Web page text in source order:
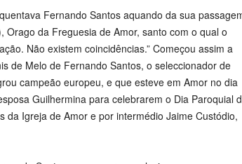
Fernando Santos aquando da sua
da Freguesia de Amor, santo com o qual o
Não existem coincidências.” Começou assim a
de Melo de Fernando Santos, o seleccionador de
campeão europeu, e que esteve em Amor no dia
Guilhermina para celebrarem o Dia Paroquial
da Igreja de Amor e por intermédio Jaime Custódio,